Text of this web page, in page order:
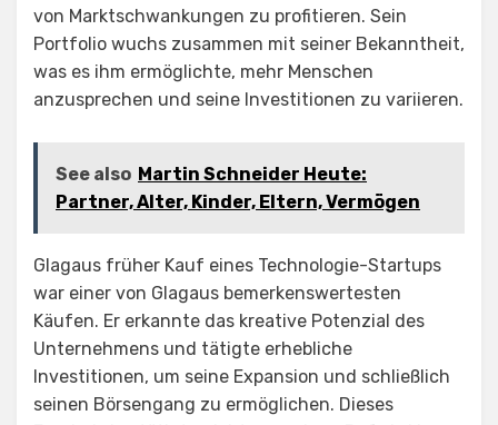
von Marktschwankungen zu profitieren. Sein
Portfolio wuchs zusammen mit seiner Bekanntheit,
was es ihm ermöglichte, mehr Menschen
anzusprechen und seine Investitionen zu variieren.
See also Martin Schneider Heute:
Partner, Alter, Kinder, Eltern, Vermögen
Glagaus früher Kauf eines Technologie-Startups
war einer von Glagaus bemerkenswertesten
Käufen. Er erkannte das kreative Potenzial des
Unternehmens und tätigte erhebliche
Investitionen, um seine Expansion und schließlich
seinen Börsengang zu ermöglichen. Dieses